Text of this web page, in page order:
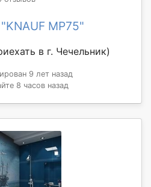
MP75"
в г. Чечельник)
9 лет назад
8 часов назад